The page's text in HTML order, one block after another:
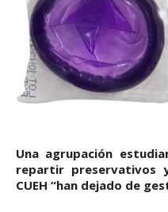
Una agrupación
repartir preservativos
CUEH “han dejado de